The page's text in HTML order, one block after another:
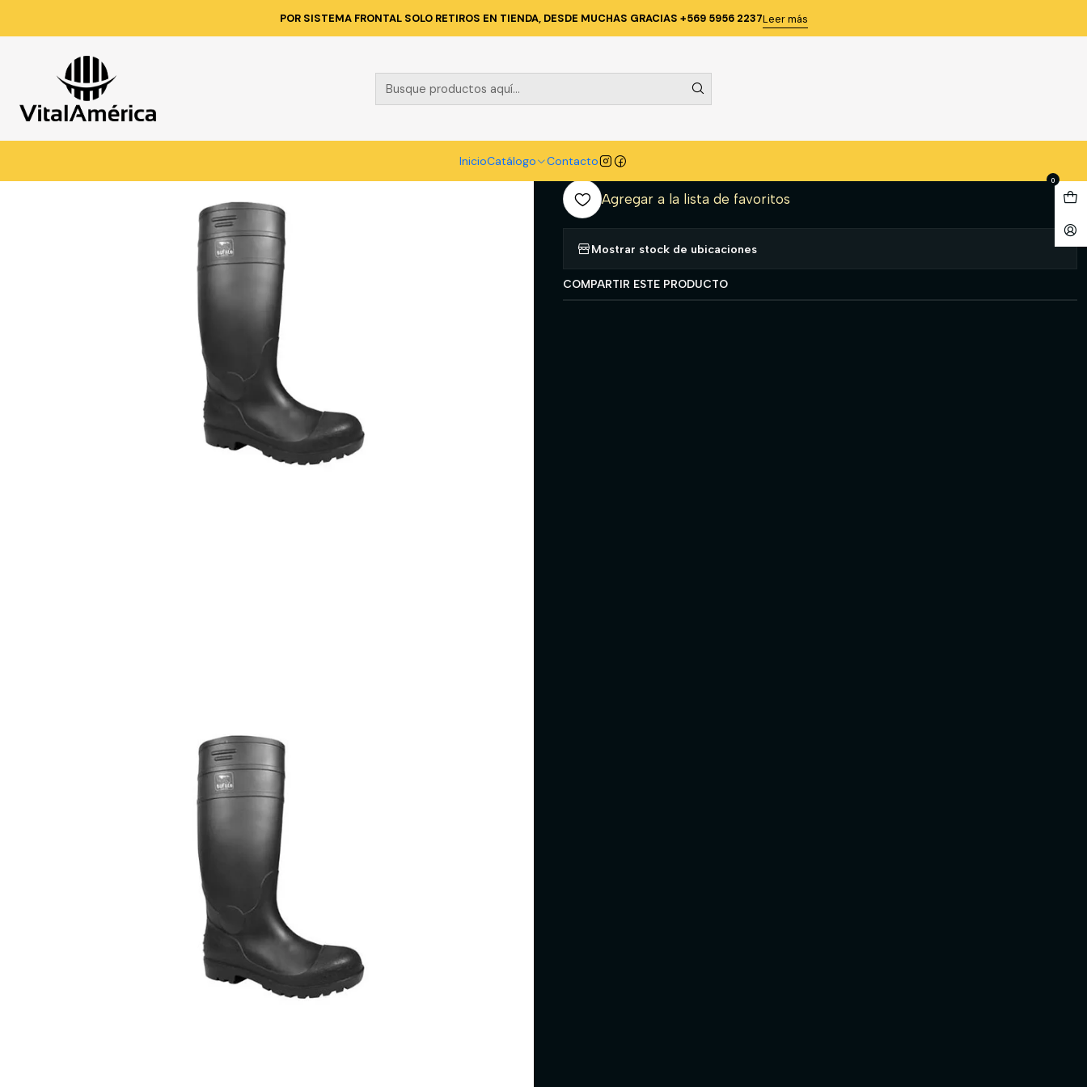
InicioCatálogo Contacto
0
POR SISTEMA FRONTAL SOLO RETIROS EN TIENDA, DESDE MUCHAS GRACIAS +569 5956 2237Leer más
Inicio Catálogo CALZADO BOTAS DE AGUA Bota PVC-102 Industrial negra N°39 BUFALO
|
Bota PVC-102 Industrial negra N°39
BUFALO
Cantidad
Agregar a la lista de favoritos
Mostrar stock de ubicaciones
COMPARTIR ESTE PRODUCTO